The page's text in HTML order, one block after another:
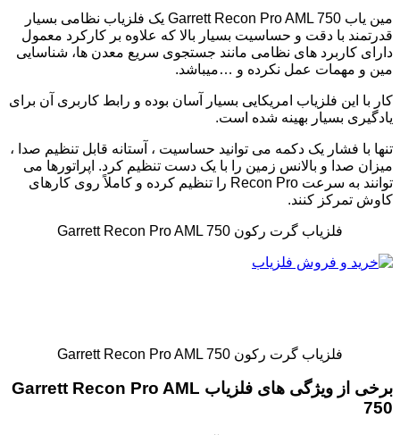
مین یاب Garrett Recon Pro AML 750 یک فلزیاب نظامی بسیار
قدرتمند با دقت و حساسیت بسیار بالا که علاوه بر کارکرد معمول
دارای کاربرد های نظامی مانند جستجوی سریع معدن ها، شناسایی
مین و مهمات عمل نکرده و …میباشد.
کار با این فلزیاب امریکایی بسیار آسان بوده و رابط کاربری آن برای
یادگیری بسیار بهینه شده است.
تنها با فشار یک دکمه می توانید حساسیت ، آستانه قابل تنظیم صدا ،
میزان صدا و بالانس زمین را با یک دست تنظیم کرد. اپراتورها می
توانند به سرعت Recon Pro را تنظیم کرده و کاملاً روی کارهای
کاوش تمرکز کنند.
فلزیاب گرت رکون Garrett Recon Pro AML 750
فلزیاب گرت رکون Garrett Recon Pro AML 750
برخی از ویژگی های فلزیاب Garrett Recon Pro AML
750